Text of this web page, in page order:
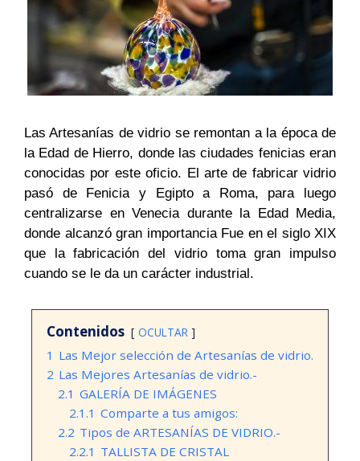
Las Artesanías de vidrio se remontan a la época de
la Edad de Hierro, donde las ciudades fenicias eran
conocidas por este oficio. El arte de fabricar vidrio
pasó de Fenicia y Egipto a Roma, para luego
centralizarse en Venecia durante la Edad Media,
donde alcanzó gran importancia Fue en el siglo XIX
que la fabricación del vidrio toma gran impulso
cuando se le da un carácter industrial.
Contenidos OCULTAR
1 Las Mejor selección de Artesanías de vidrio.
2 Las Mejores Artesanías de vidrio.-
2.1 GALERÍA DE IMÁGENES
2.1.1 Comparte a tus amigos:
2.2 Tipos de ARTESANÍAS DE VIDRIO.-
2.2.1 TALLISTA DE CRISTAL